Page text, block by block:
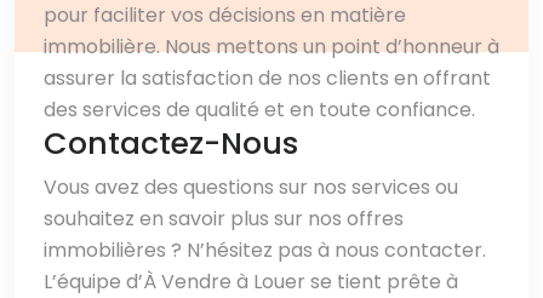
pour faciliter vos décisions en matière
immobilière. Nous mettons un point d’honneur à
assurer la satisfaction de nos clients en offrant
des services de qualité et en toute confiance.
Contactez-Nous
Vous avez des questions sur nos services ou
souhaitez en savoir plus sur nos offres
immobilières ? N’hésitez pas à nous contacter.
L’équipe d’À Vendre à Louer se tient prête à